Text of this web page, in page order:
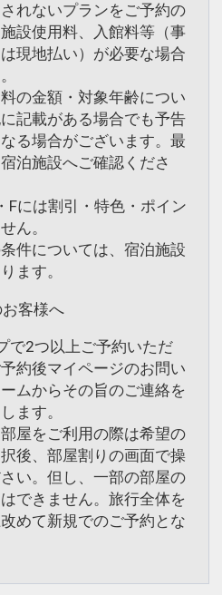
れないプランをご予約の
設使用料、入館料等（事
現地払い）が必要な場合
料の金額・対象年齢につい
記載がある場合でも予告
る場合がございます。最
泊施設へご確認くださ
Fには割引・特色・ポイン
ん。
条件については、宿泊施設
ます。
客様へ
で2つ以上ご予約いただ
約後マイページのお問い
ムからその旨のご連絡を
ます。
部屋をご利用の際は希望の
後、部屋割りの画面で操
い。但し、一部の部屋の
できません。旅行全体を
めて新規でのご予約とな